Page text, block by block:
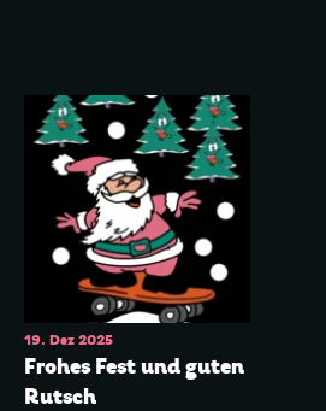
Datum der Veranstaltung
19. Dez 2025
Frohes Fest und guten
Rutsch